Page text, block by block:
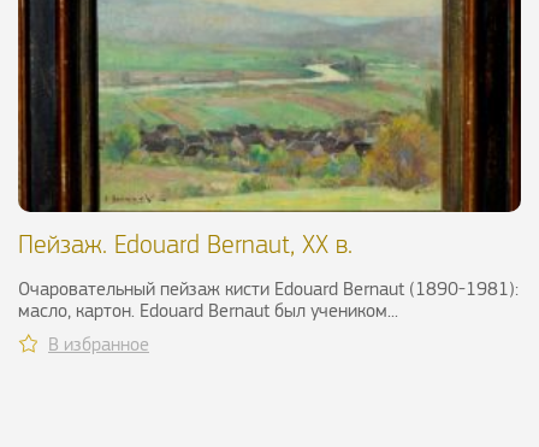
Пейзаж. Edouard Bernaut, XX в.
Очаровательный пейзаж кисти Edouard Bernaut (1890-1981):
масло, картон. Edouard Bernaut был учеником...
В избранное